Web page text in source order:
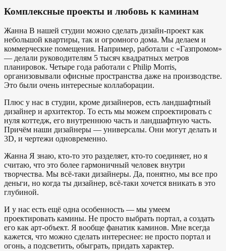
Комплексные проекты и любовь к каминам
Жанна В нашей студии можно сделать дизайн-проект как
небольшой квартиры, так и огромного дома. Мы делаем и
коммерческие помещения. Например, работали с «Газпромом»
— делали руководителям 5 тысяч квадратных метров
планировок. Четыре года работали с Philip Morris,
организовывали офисные пространства даже на производстве.
Это были очень интересные коллаборации.
Плюс у нас в студии, кроме дизайнеров, есть ландшафтный
дизайнер и архитектор. То есть мы можем спроектировать с
нуля коттедж, его внутреннюю часть и ландшафтную часть.
Причём наши дизайнеры — универсалы. Они могут делать и
3D, и чертежи одновременно.
Жанна Я знаю, кто-то это разделяет, кто-то соединяет, но я
считаю, что это более гармоничный человек внутри
творчества. Мы всё-таки дизайнеры. Да, понятно, мы все про
деньги, но когда ты дизайнер, всё-таки хочется вникать в это
глубиной.
И у нас есть ещё одна особенность — мы умеем
проектировать камины. Не просто выбрать портал, а создать
его как арт-объект. Я вообще фанатик каминов. Мне всегда
кажется, что можно сделать интереснее: не просто портал и
огонь, а подсветить, обыграть, придать характер.